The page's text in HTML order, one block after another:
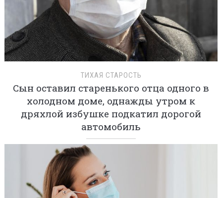
ТИХАЯ СТАРОСТЬ
Сын оставил старенького отца одного в
холодном доме, однажды утром к
дряхлой избушке подкатил дорогой
автомобиль